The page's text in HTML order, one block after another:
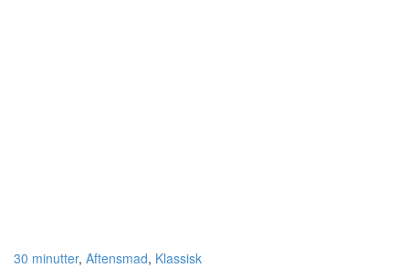
30 minutter, Aftensmad, Klassisk